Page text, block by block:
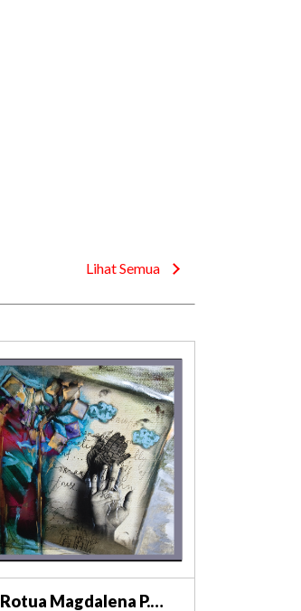
Lihat Semua
Rotua Magdalena P.